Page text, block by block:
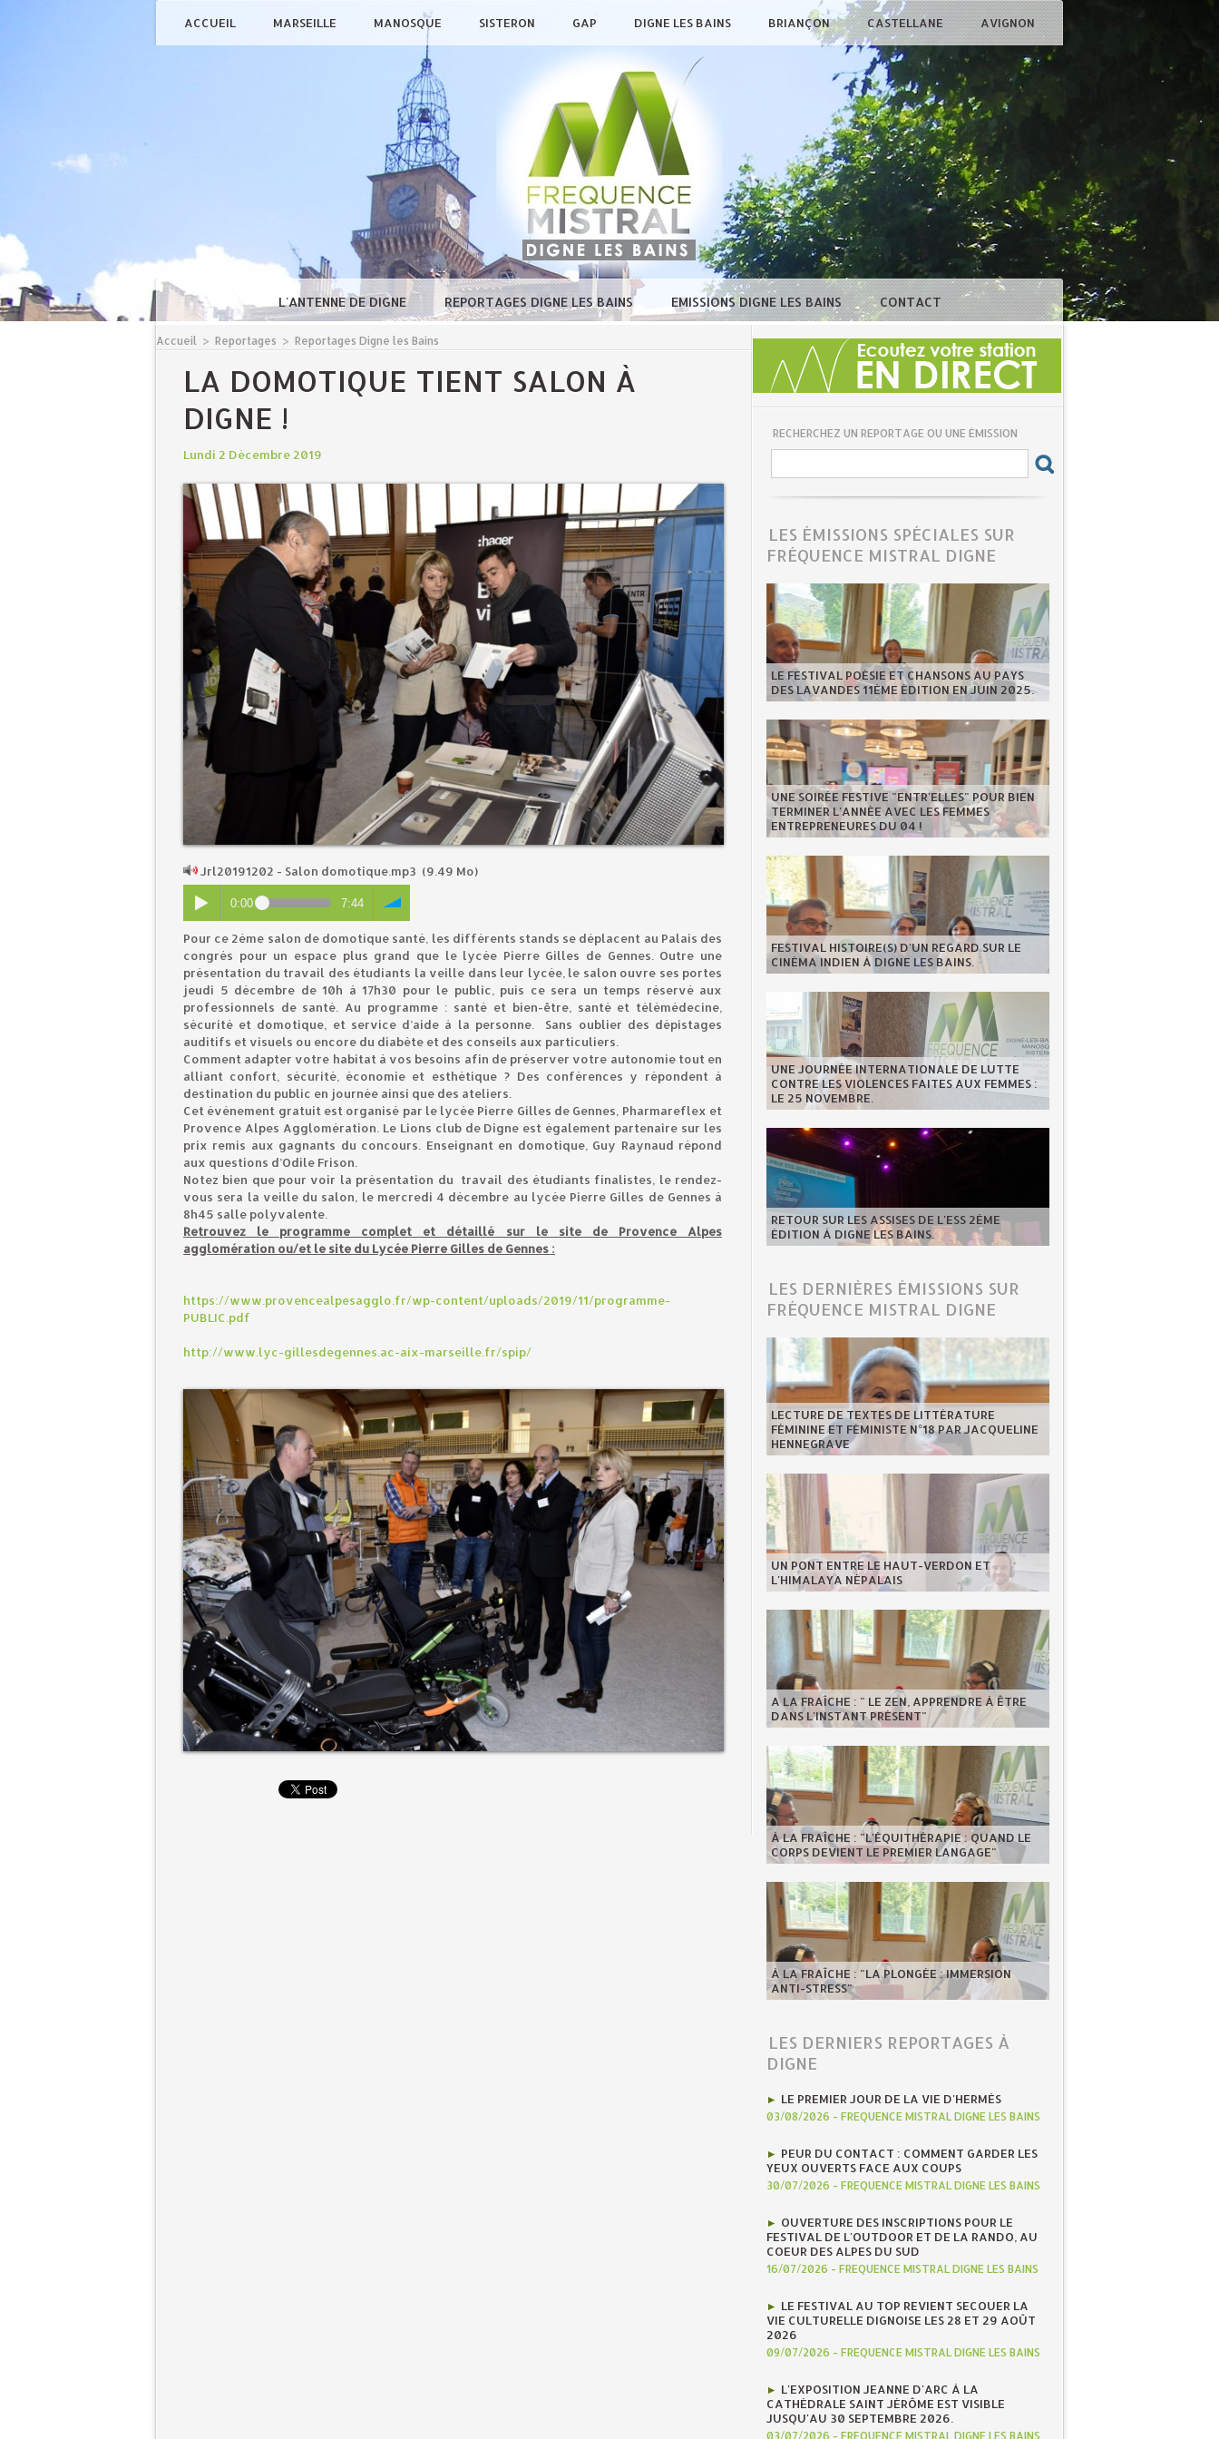
ACCUEIL MARSEILLE MANOSQUE SISTERON GAP DIGNE LES BAINS BRIANÇON CASTELLANE AVIGNON
L'ANTENNE DE DIGNE REPORTAGES DIGNE LES BAINS EMISSIONS DIGNE LES BAINS CONTACT
Accueil > Reportages > Reportages Digne les Bains
LA DOMOTIQUE TIENT SALON À
DIGNE !
Lundi 2 Décembre 2019
Jrl20191202 - Salon domotique.mp3 (9.49 Mo)
0:00 7:44
Pour ce 2ème salon de domotique santé, les différents stands se déplacent au Palais des
congrès pour un espace plus grand que le lycée Pierre Gilles de Gennes. Outre une
présentation du travail des étudiants la veille dans leur lycée, le salon ouvre ses portes
jeudi 5 décembre de 10h à 17h30 pour le public, puis ce sera un temps réservé aux
professionnels de santé. Au programme : santé et bien-être, santé et télémédecine,
sécurité et domotique, et service d’aide à la personne. Sans oublier des dépistages
auditifs et visuels ou encore du diabète et des conseils aux particuliers.
Comment adapter votre habitat à vos besoins afin de préserver votre autonomie tout en
alliant confort, sécurité, économie et esthétique ? Des conférences y répondent à
destination du public en journée ainsi que des ateliers.
Cet événement gratuit est organisé par le lycée Pierre Gilles de Gennes, Pharmareflex et
Provence Alpes Agglomération. Le Lions club de Digne est également partenaire sur les
prix remis aux gagnants du concours. Enseignant en domotique, Guy Raynaud répond
aux questions d’Odile Frison.
Notez bien que pour voir la présentation du travail des étudiants finalistes, le rendez-
vous sera la veille du salon, le mercredi 4 décembre au lycée Pierre Gilles de Gennes à
8h45 salle polyvalente.
Retrouvez le programme complet et détaillé sur le site de Provence Alpes
agglomération ou/et le site du Lycée Pierre Gilles de Gennes :
https://www.provencealpesagglo.fr/wp-content/uploads/2019/11/programme-
PUBLIC.pdf
http://www.lyc-gillesdegennes.ac-aix-marseille.fr/spip/
RECHERCHEZ UN REPORTAGE OU UNE ÉMISSION
LES ÉMISSIONS SPÉCIALES SUR
FRÉQUENCE MISTRAL DIGNE
LE FESTIVAL POÉSIE ET CHANSONS AU PAYS
DES LAVANDES 11ÈME ÉDITION EN JUIN 2025.
UNE SOIRÉE FESTIVE "ENTR'ELLES" POUR BIEN
TERMINER L'ANNÉE AVEC LES FEMMES
ENTREPRENEURES DU 04 !
FESTIVAL HISTOIRE(S) D'UN REGARD SUR LE
CINÉMA INDIEN À DIGNE LES BAINS.
UNE JOURNÉE INTERNATIONALE DE LUTTE
CONTRE LES VIOLENCES FAITES AUX FEMMES :
LE 25 NOVEMBRE.
RETOUR SUR LES ASSISES DE L'ESS 2ÈME
ÉDITION À DIGNE LES BAINS.
LES DERNIÈRES ÉMISSIONS SUR
FRÉQUENCE MISTRAL DIGNE
LECTURE DE TEXTES DE LITTÉRATURE
FÉMININE ET FÉMINISTE N°18 PAR JACQUELINE
HENNEGRAVE
UN PONT ENTRE LE HAUT-VERDON ET
L'HIMALAYA NÉPALAIS
A LA FRAÎCHE : " LE ZEN, APPRENDRE À ÊTRE
DANS L'INSTANT PRÉSENT"
À LA FRAÎCHE : "L'ÉQUITHÉRAPIE : QUAND LE
CORPS DEVIENT LE PREMIER LANGAGE"
À LA FRAÎCHE : "LA PLONGÉE : IMMERSION
ANTI-STRESS"
LES DERNIERS REPORTAGES À
DIGNE
LE PREMIER JOUR DE LA VIE D'HERMÈS
03/08/2026 - FREQUENCE MISTRAL DIGNE LES BAINS
PEUR DU CONTACT : COMMENT GARDER LES
YEUX OUVERTS FACE AUX COUPS
30/07/2026 - FREQUENCE MISTRAL DIGNE LES BAINS
OUVERTURE DES INSCRIPTIONS POUR LE
FESTIVAL DE L'OUTDOOR ET DE LA RANDO, AU
COEUR DES ALPES DU SUD
16/07/2026 - FREQUENCE MISTRAL DIGNE LES BAINS
LE FESTIVAL AU TOP REVIENT SECOUER LA
VIE CULTURELLE DIGNOISE LES 28 ET 29 AOÛT
2026
09/07/2026 - FREQUENCE MISTRAL DIGNE LES BAINS
L'EXPOSITION JEANNE D'ARC À LA
CATHÉDRALE SAINT JÉRÔME EST VISIBLE
JUSQU'AU 30 SEPTEMBRE 2026.
03/07/2026 - FREQUENCE MISTRAL DIGNE LES BAINS